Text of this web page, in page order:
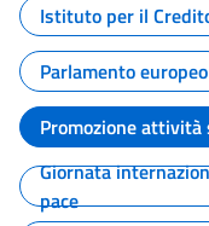
Istituto per il
Parlamento europeo
Promozione
Giornata
pace